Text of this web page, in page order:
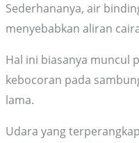
Sederhananya, air
menyebabkan aliran
Hal ini biasanya muncul
kebocoran pada
lama.
Udara yang